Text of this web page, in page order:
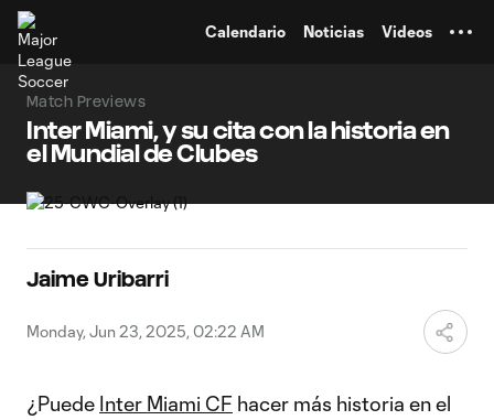
Calendario Noticias Videos
Match Previews
Inter Miami, y su cita con la historia en
el Mundial de Clubes
Jaime Uribarri
Monday, Jun 23, 2025, 02:22 AM
¿Puede Inter Miami CF hacer más historia en el